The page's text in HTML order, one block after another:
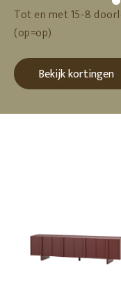
Tot en met 15-8
(op=op)
Bekijk kortingen